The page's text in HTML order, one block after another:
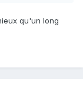
qu'un long